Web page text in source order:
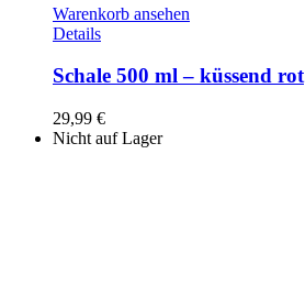
Warenkorb ansehen
Details
Schale 500 ml – küssend rot
29,99 €
Nicht auf Lager